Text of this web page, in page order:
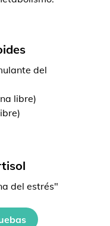
del
libre)
del estrés"